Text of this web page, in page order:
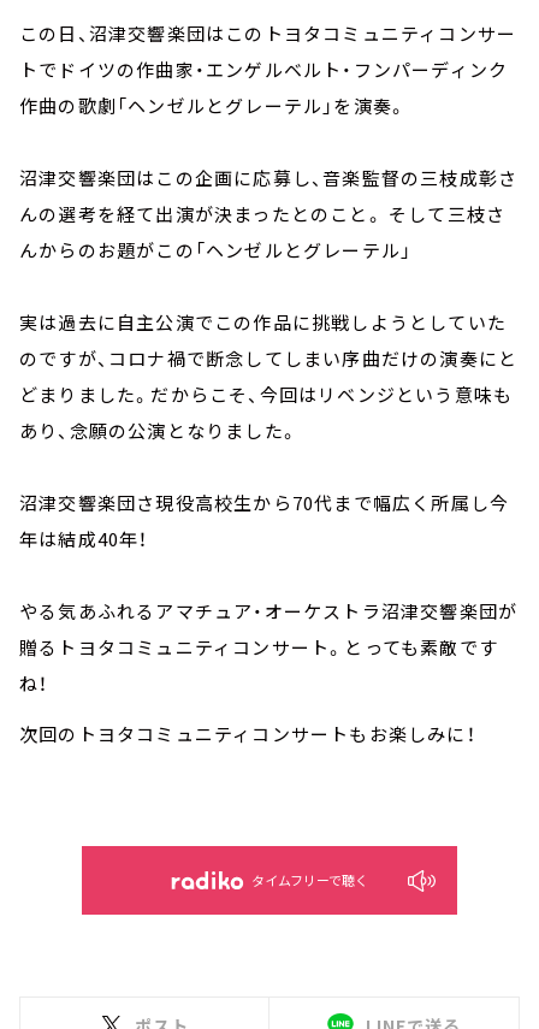
この日、沼津交響楽団はこのトヨタコミュニティコンサー
トでドイツの作曲家・エンゲルベルト・フンパーディンク
作曲の歌劇「ヘンゼルとグレーテル」を演奏。
沼津交響楽団はこの企画に応募し、音楽監督の三枝成彰さ
んの選考を経て出演が決まったとのこと。 そして三枝さ
んからのお題がこの「ヘンゼルとグレーテル」
実は過去に自主公演でこの作品に挑戦しようとしていた
のですが、コロナ禍で断念してしまい序曲だけの演奏にと
どまりました。だからこそ、今回はリベンジという意味も
あり、念願の公演となりました。
沼津交響楽団さ現役高校生から70代まで幅広く所属し今
年は結成40年！
やる気あふれるアマチュア・オーケストラ沼津交響楽団が
贈るトヨタコミュニティコンサート。とっても素敵です
ね！
次回のトヨタコミュニティコンサートもお楽しみに！
タイムフリーで聴く